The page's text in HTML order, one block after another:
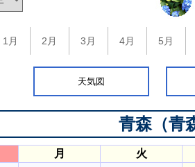
1月 2月 3月 4月 5月
天気図
青森（青
月 火